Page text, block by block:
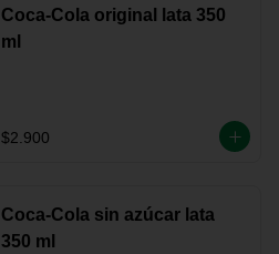
Coca-Cola original lata 350
ml
$2.900
Coca-Cola sin azúcar lata
350 ml